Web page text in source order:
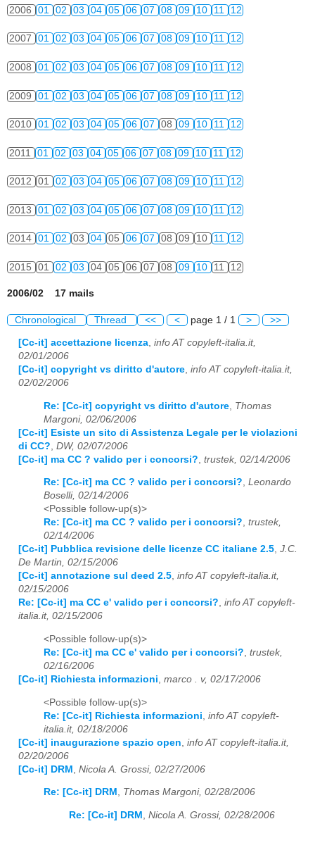
2006 01 02 03 04 05 06 07 08 09 10 11 12
2007 01 02 03 04 05 06 07 08 09 10 11 12
2008 01 02 03 04 05 06 07 08 09 10 11 12
2009 01 02 03 04 05 06 07 08 09 10 11 12
2010 01 02 03 04 05 06 07 08 09 10 11 12
2011 01 02 03 04 05 06 07 08 09 10 11 12
2012 01 02 03 04 05 06 07 08 09 10 11 12
2013 01 02 03 04 05 06 07 08 09 10 11 12
2014 01 02 03 04 05 06 07 08 09 10 11 12
2015 01 02 03 04 05 06 07 08 09 10 11 12
2006/02 17 mails
Chronological Thread << < page 1 / 1 > >>
[Cc-it] accettazione licenza, info AT copyleft-italia.it,
02/01/2006
[Cc-it] copyright vs diritto d'autore, info AT copyleft-italia.it,
02/02/2006
Re: [Cc-it] copyright vs diritto d'autore Thomas
Margoni, 02/06/2006
[Cc-it] Esiste un sito di Assistenza Legale per le violazioni
di CC? DW, 02/07/2006
[Cc-it] ma CC ? valido per i concorsi? trustek, 02/14/2006
Re: [Cc-it] ma CC ? valido per i concorsi?, Leonardo
Boselli, 02/14/2006
<Possible follow-up(s)>
Re: [Cc-it] ma CC ? valido per i concorsi?, trustek,
02/14/2006
[Cc-it] Pubblica revisione delle licenze CC italiane 2.5, J.C.
De Martin, 02/15/2006
[Cc-it] annotazione sul deed 2.5, info AT copyleft-italia.it,
02/15/2006
Re: [Cc-it] ma CC e' valido per i concorsi?, info AT copyleft-
italia.it, 02/15/2006
<Possible follow-up(s)>
Re: [Cc-it] ma CC e' valido per i concorsi?, trustek,
02/16/2006
[Cc-it] Richiesta informazioni, marco . v, 02/17/2006
<Possible follow-up(s)>
Re: [Cc-it] Richiesta informazioni info AT copyleft-
italia.it, 02/18/2006
[Cc-it] inaugurazione spazio open info AT copyleft-italia.it,
02/20/2006
[Cc-it] DRM Nicola A. Grossi, 02/27/2006
Re: [Cc-it] DRM , Thomas Margoni, 02/28/2006
Re: [Cc-it] DRM Nicola A. Grossi, 02/28/2006